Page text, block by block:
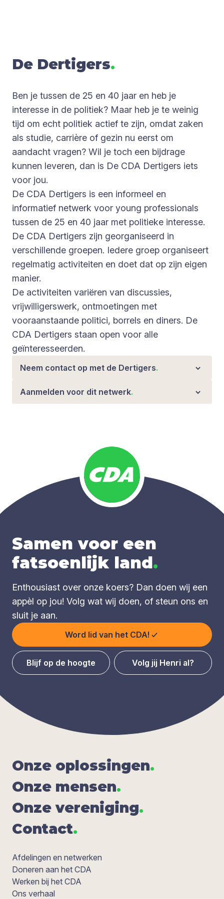
De Der­ti­gers.
Ben je tussen de 25 en 40 jaar en heb je
interesse in de politiek? Maar heb je te weinig
tijd om echt politiek actief te zijn, omdat zaken
als studie, carrière of gezin nu eerst om
aandacht vragen? Wil je toch een bijdrage
kunnen leveren, dan is De CDA Dertigers iets
voor jou.
De CDA Dertigers is een informeel en
informatief netwerk voor young professionals
tussen de 25 en 40 jaar met politieke interesse.
De CDA Dertigers zijn georganiseerd in
verschillende groepen. Iedere groep organiseert
regelmatig activiteiten en doet dat op zijn eigen
manier.
De activiteiten variëren van discussies,
vrijwilligerswerk, ontmoetingen met
vooraanstaande politici, borrels en diners. De
CDA Dertigers staan open voor alle
geïnteresseerden.
Neem contact op met de Dertigers.
Aanmelden voor dit netwerk.
Samen voor een
fatsoenlijk land.
Enthousiast over onze koers? Dan doen wij een
appèl op jou! Volg wat wij doen, of steun ons en
sluit je aan.
Word lid van het CDA!
Blijf op de hoogte Volg jij Henri al?
Onze oplos­sin­gen.
Onze men­sen.
Onze ver­e­ni­ging.
Con­tact.
Afdelingen en netwerken
Doneren aan het CDA
Werken bij het CDA
Ons verhaal